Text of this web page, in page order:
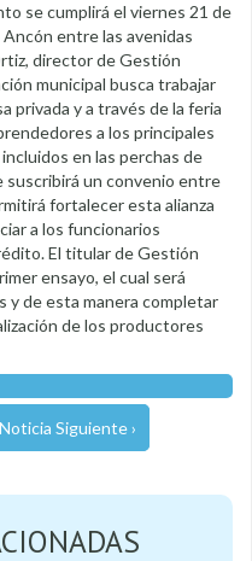
se cumplirá el viernes 21 de
entre las avenidas
director de Gestión
municipal busca trabajar
privada y a través de la feria
a los principales
en las perchas de
suscribirá un convenio entre
fortalecer esta alianza
a los funcionarios
El titular de Gestión
ensayo, el cual será
y de esta manera completar
de los productores
Noticia Siguiente ›